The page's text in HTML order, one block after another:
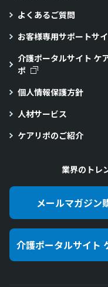
よくあるご質問
お客様専用サポートサ
介護ポータルサイト ケ
ポ
個人情報保護方針
人材サービス
ケアリポのご紹介
業界のトレ
メールマガジン
介護ポータルサイト